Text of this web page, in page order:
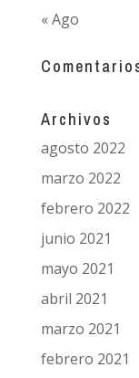
« Ago
Archivos
agosto 2022
marzo 2022
febrero 2022
junio 2021
mayo 2021
abril 2021
marzo 2021
febrero 2021